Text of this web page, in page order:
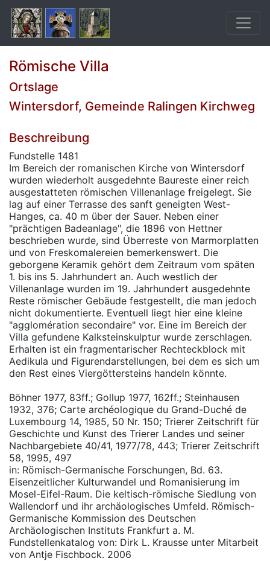
Römische Villa
Ortslage
Wintersdorf, Gemeinde Ralingen Kirchweg
Beschreibung
Fundstelle 1481
Im Bereich der romanischen Kirche von Wintersdorf
wurden wiederholt ausgedehnte Baureste einer reich
ausgestatteten römischen Villenanlage freigelegt. Sie
lag auf einer Terrasse des sanft geneigten West-
Hanges, ca. 40 m über der Sauer. Neben einer
"prächtigen Badeanlage", die 1896 von Hettner
beschrieben wurde, sind Überreste von Marmorplatten
und von Freskomalereien bemerkenswert. Die
geborgene Keramik gehört dem Zeitraum vom späten
1. bis ins 5. Jahrhundert an. Auch westlich der
Villenanlage wurden im 19. Jahrhundert ausgedehnte
Reste römischer Gebäude festgestellt, die man jedoch
nicht dokumentierte. Eventuell liegt hier eine kleine
"agglomération secondaire" vor. Eine im Bereich der
Villa gefundene Kalksteinskulptur wurde zerschlagen.
Erhalten ist ein fragmentarischer Rechteckblock mit
Aedikula und Figurendarstellungen, bei dem es sich um
den Rest eines Viergöttersteins handeln könnte.
Böhner 1977, 83ff.; Gollup 1977, 162ff.; Steinhausen
1932, 376; Carte archéologique du Grand-Duché de
Luxembourg 14, 1985, 50 Nr. 150; Trierer Zeitschrift für
Geschichte und Kunst des Trierer Landes und seiner
Nachbargebiete 40/41, 1977/78, 443; Trierer Zeitschrift
58, 1995, 497
in: Römisch-Germanische Forschungen, Bd. 63.
Eisenzeitlicher Kulturwandel und Romanisierung im
Mosel-Eifel-Raum. Die keltisch-römische Siedlung von
Wallendorf und ihr archäologisches Umfeld. Römisch-
Germanische Kommission des Deutschen
Archäologischen Instituts Frankfurt a. M.
Fundstellenkatalog von: Dirk L. Krausse unter Mitarbeit
von Antje Fischbock. 2006